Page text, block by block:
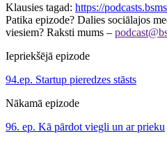
Klausies tagad: https://
Patika epizode? Dalies sociālajos
viesiem? Raksti mums –
Iepriekšējā epizode
94.ep. Startup pieredzes stāsts
Nākamā epizode
96. ep. Kā pārdot viegli un ar prieku